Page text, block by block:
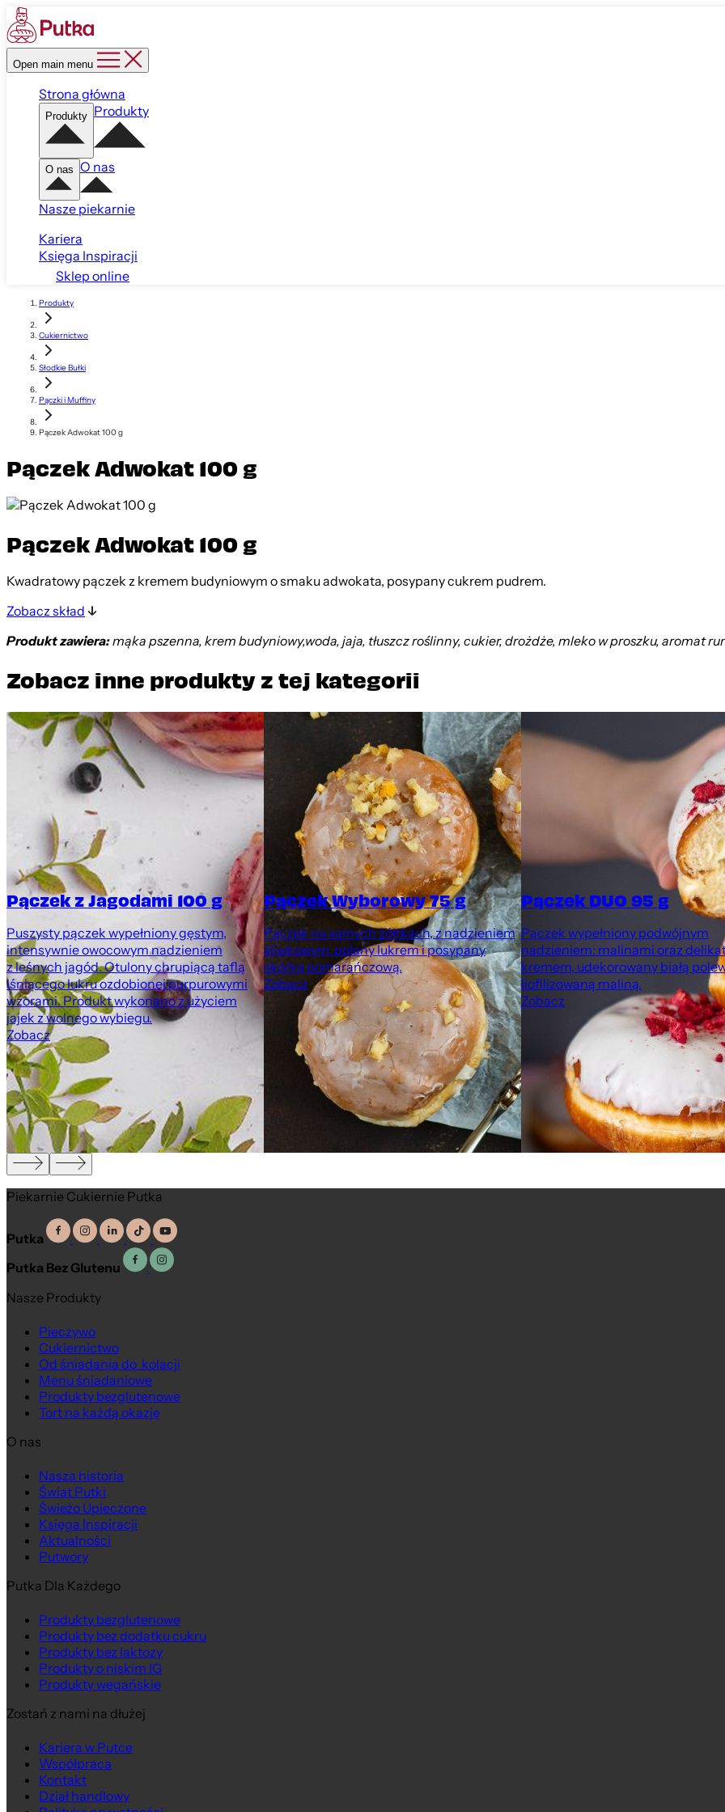
Open main menu
Strona główna
Produkty Produkty
O nas O nas
Nasze piekarnie
Kariera
Księga Inspiracji
Sklep online
Produkty
Cukiernictwo
Słodkie Bułki
Pączki i Muffiny
Pączek Adwokat 100 g
Pączek Adwokat 100 g
Pączek Adwokat 100 g
Kwadratowy pączek z kremem budyniowym o smaku adwokata, posypany cukrem pudrem.
Zobacz skład
Produkt zawiera:mąka pszenna, krem budyniowy,woda, jaja, tłuszcz roślinny, cukier, drożdże, mleko w proszku, aromat
Zobacz inne produkty z tej kategorii
Pączek z Jagodami 100 g
Puszysty pączek wypełniony gęstym,
intensywnie owocowym nadzieniem
z leśnych jagód. Otulony chrupiącą taflą
lśniącego lukru ozdobionej purpurowymi
wzorami. Produkt wykonano z użyciem
jajek z wolnego wybiegu.
Zobacz
Pączek Wyborowy 75 g
Pączek na samych żółtkach, z nadzieniem
śliwkowym, polany lukrem i posypany
skórką pomarańczową.
Zobacz
Pączek DUO 95 g
Pączek wypełniony podwójnym
nadzieniem: malinami oraz
kremem, udekorowany białą
liofilizowaną maliną.
Zobacz
Piekarnie Cukiernie Putka
Putka
Putka Bez Glutenu
Nasze Produkty
Pieczywo
Cukiernictwo
Od śniadania do kolacji
Menu śniadaniowe
Produkty bezglutenowe
Tort na każdą okazję
O nas
Nasza historia
Świat Putki
Świeżo Upieczone
Księga Inspiracji
Aktualności
Putwory
Putka Dla Każdego
Produkty bezglutenowe
Produkty bez dodatku cukru
Produkty bez laktozy
Produkty o niskim IG
Produkty wegańskie
Zostań z nami na dłużej
Kariera w Putce
Współpraca
Kontakt
Dział handlowy